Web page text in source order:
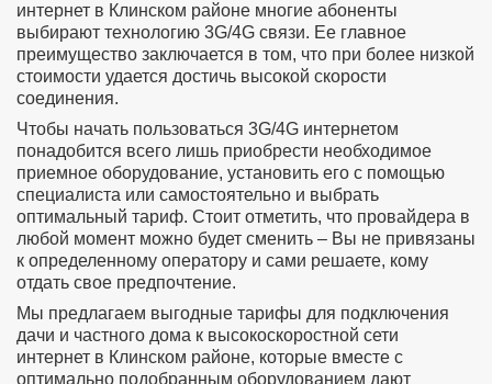
интернет в Клинском районе многие абоненты
выбирают технологию 3G/4G связи. Ее главное
преимущество заключается в том, что при более низкой
стоимости удается достичь высокой скорости
соединения.
Чтобы начать пользоваться 3G/4G интернетом
понадобится всего лишь приобрести необходимое
приемное оборудование, установить его с помощью
специалиста или самостоятельно и выбрать
оптимальный тариф. Стоит отметить, что провайдера в
любой момент можно будет сменить – Вы не привязаны
к определенному оператору и сами решаете, кому
отдать свое предпочтение.
Мы предлагаем выгодные тарифы для подключения
дачи и частного дома к высокоскоростной сети
интернет в Клинском районе, которые вместе с
оптимально подобранным оборудованием дают